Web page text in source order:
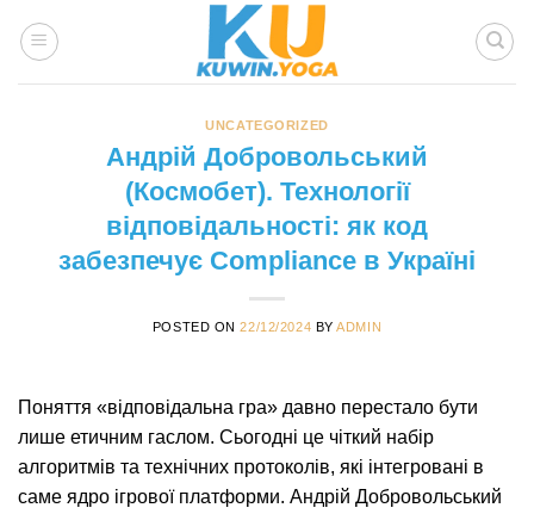
UNCATEGORIZED
Андрій Добровольський
(Космобет). Технології
відповідальності: як код
забезпечує Compliance в Україні
POSTED ON22/12/2024 BYADMIN
Поняття «відповідальна гра» давно перестало бути
лише етичним гаслом. Сьогодні це чіткий набір
алгоритмів та технічних протоколів, які інтегровані в
саме ядро ігрової платформи. Андрій Добровольський